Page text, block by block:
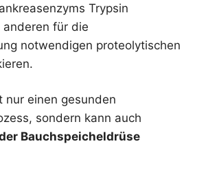
Trypsin
für die
notwendigen proteolytischen
nur einen gesunden
sondern kann auch
Bauchspeicheldrüse